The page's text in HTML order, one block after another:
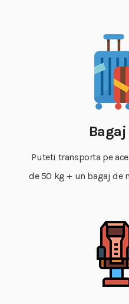
Puteti transporta pe
de 50 kg + un bagaj de